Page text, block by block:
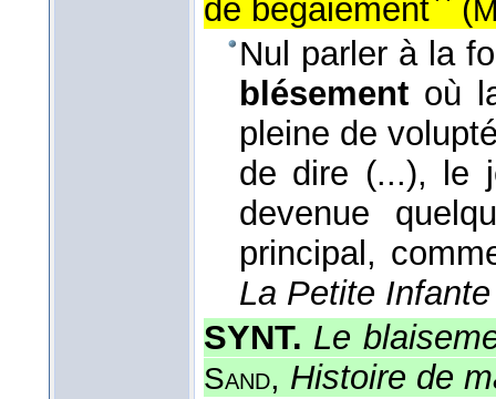
de bégaiement`` (
Nul parler à la
blésement où
pleine de
de dire (...), le
devenue
principal,
La Petite
SYNT. Le
Sand, Histoire de